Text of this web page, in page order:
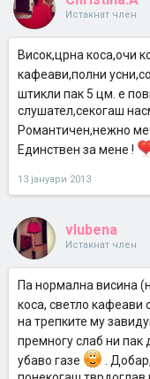
Истакнат член
Висок,црна коса,очи
кафеави,полни
штикли пак 5 цм. е
слушател,секогаш
Романтичен,нежно
Единствен за мене !
13 јануари 2013
vlubena
Истакнат член
Па нормална висина
коса, светло кафеави
на трепките му
премногу слаб ни пак
убаво газе
.